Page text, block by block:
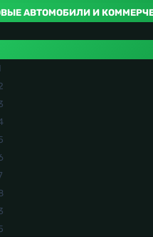
АВТОМОБИЛИ И